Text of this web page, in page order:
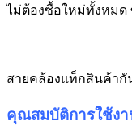
ไม่ต้องซื้อใหม่ทั้งหมด
สายคล้องแท็กสินค้ากั
คุณสมบัติการใช้ง